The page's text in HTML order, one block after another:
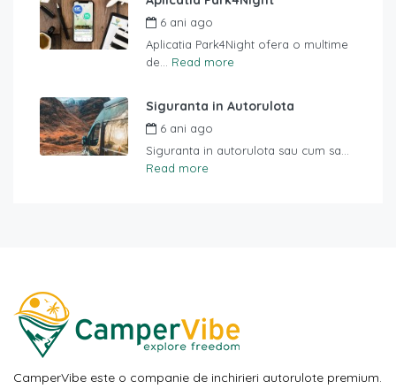
6 ani ago
Aplicatia Park4Night ofera o multime
de... Read more
Siguranta in Autorulota
6 ani ago
Siguranta in autorulota sau cum sa...
Read more
CamperVibe este o companie de inchirieri autorulote premium.